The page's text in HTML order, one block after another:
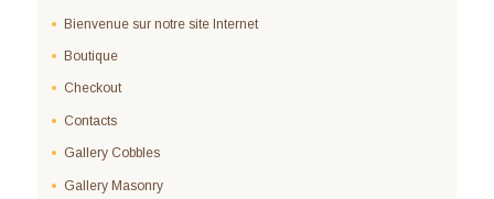
Bienvenue sur notre site Internet
Boutique
Checkout
Contacts
Gallery Cobbles
Gallery Masonry